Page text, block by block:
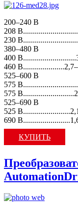
200–240 В
208
230
380–480 В
400
460
525–600 В
575
575
525–690 В
525
690
КУПИТЬ